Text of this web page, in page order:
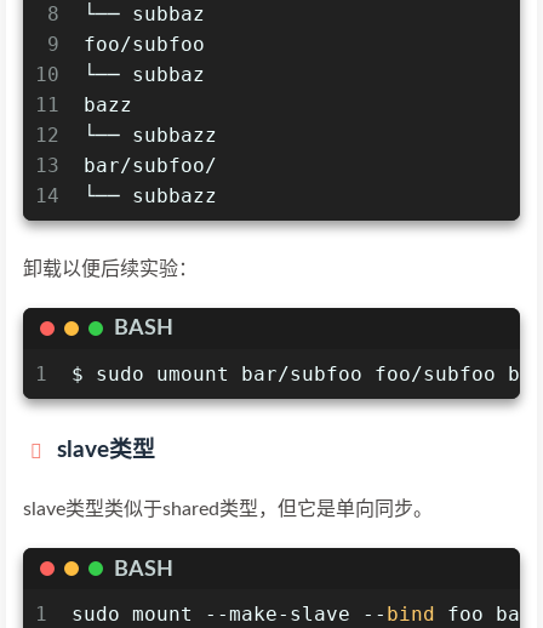
8
9
10
11
12
13
14
└── subbaz
foo/subfoo
└── subbaz
bazz
└── subbazz
bar/subfoo/
└── subbazz
卸载以便后续实验：
BASH
1
$ sudo umount bar/subfoo foo/subfoo bar
slave类型
slave类型类似于shared类型，但它是单向同步。
BASH
1
sudo mount --make-slave -- bind foo bar